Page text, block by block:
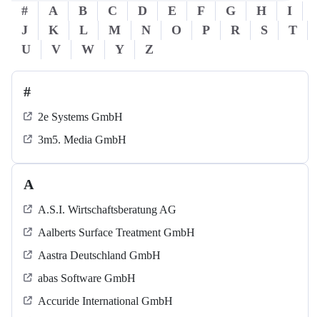
# A B C D E F G H
I
J
K L M N O P R S
T
U
V W Y Z
#
2e Systems GmbH
3m5. Media GmbH
A
A.S.I. Wirtschaftsberatung AG
Aalberts Surface Treatment GmbH
Aastra Deutschland GmbH
abas Software GmbH
Accuride International GmbH